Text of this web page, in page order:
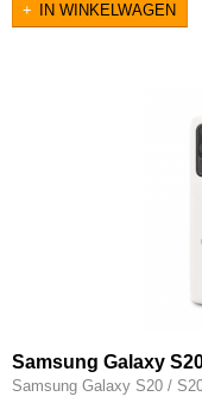
IN WINKELWAGEN
Samsung Galaxy
hoesje - You so cool
Samsung Galaxy S20 /